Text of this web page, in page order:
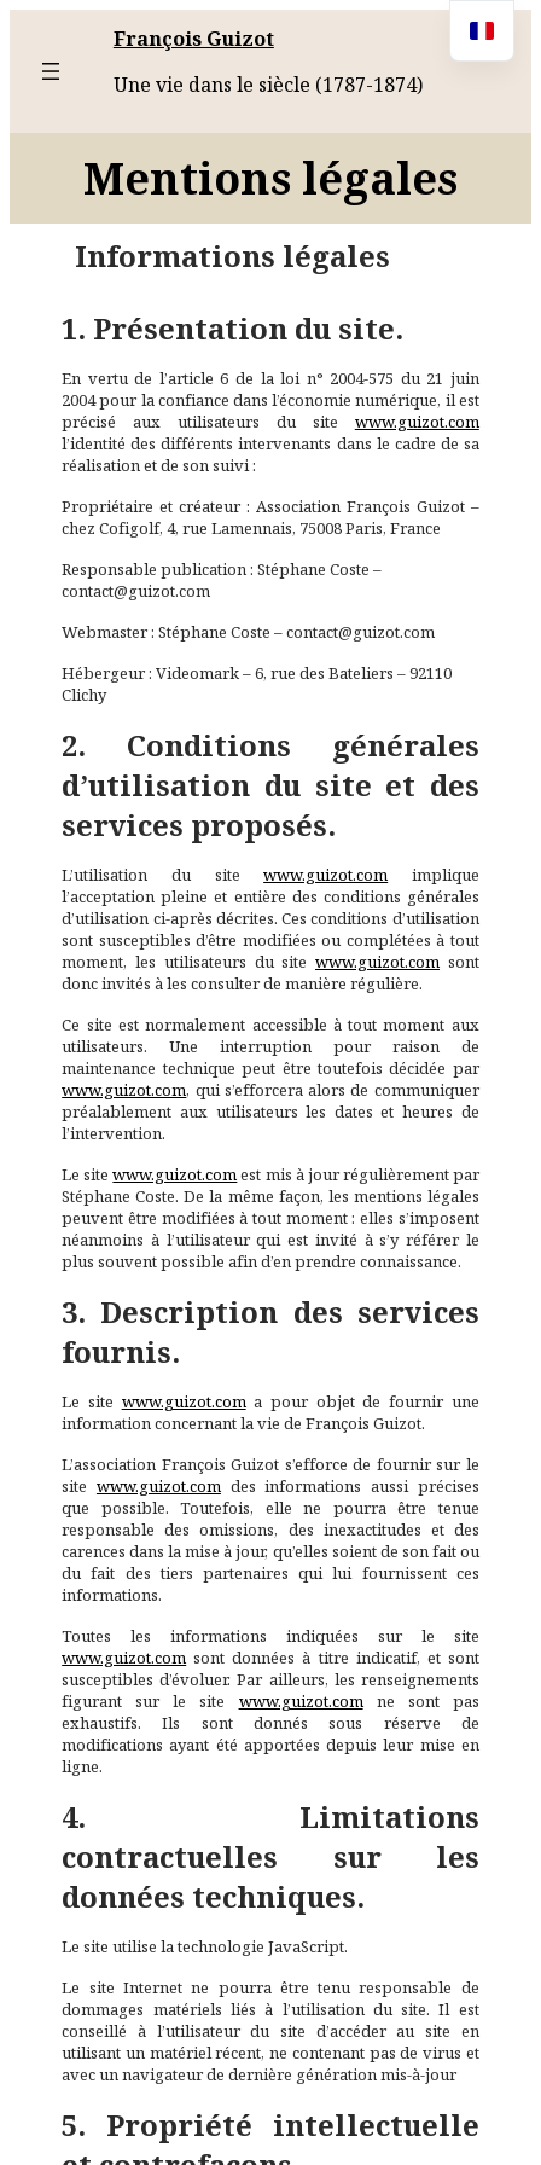
François Guizot
Une vie dans le siècle (1787-1874)
Mentions légales
Informations légales
1. Présentation du site.
En vertu de l’article 6 de la loi n° 2004-575 du 21 juin
2004 pour la confiance dans l’économie numérique, il est
précisé aux utilisateurs du site www.guizot.com
l’identité des différents intervenants dans le cadre de sa
réalisation et de son suivi :
Propriétaire et créateur : Association François Guizot –
chez Cofigolf, 4, rue Lamennais, 75008 Paris, France
Responsable publication : Stéphane Coste –
contact@guizot.com
Webmaster : Stéphane Coste – contact@guizot.com
Hébergeur : Videomark – 6, rue des Bateliers – 92110
Clichy
2. Conditions générales
d’utilisation du site et des
services proposés.
L’utilisation du sitewww.guizot.com implique
l’acceptation pleine et entière des conditions générales
d’utilisation ci-après décrites. Ces conditions d’utilisation
sont susceptibles d’être modifiées ou complétées à tout
moment, les utilisateurs du sitewww.guizot.com sont
donc invités à les consulter de manière régulière.
Ce site est normalement accessible à tout moment aux
utilisateurs. Une interruption pour raison de
maintenance technique peut être toutefois décidée par
www.guizot.com, qui s’efforcera alors de communiquer
préalablement aux utilisateurs les dates et heures de
l’intervention.
Le sitewww.guizot.com est mis à jour régulièrement par
Stéphane Coste. De la même façon, les mentions légales
peuvent être modifiées à tout moment : elles s’imposent
néanmoins à l’utilisateur qui est invité à s’y référer le
plus souvent possible afin d’en prendre connaissance.
3. Description des services
fournis.
Le site www.guizot.com a pour objet de fournir une
information concernant la vie de François Guizot.
L’association François Guizot s’efforce de fournir sur le
site www.guizot.com des informations aussi précises
que possible. Toutefois, elle ne pourra être tenue
responsable des omissions, des inexactitudes et des
carences dans la mise à jour, qu’elles soient de son fait ou
du fait des tiers partenaires qui lui fournissent ces
informations.
Toutes les informations indiquées sur le site
www.guizot.com sont données à titre indicatif, et sont
susceptibles d’évoluer. Par ailleurs, les renseignements
figurant sur le site www.guizot.com ne sont pas
exhaustifs. Ils sont donnés sous réserve de
modifications ayant été apportées depuis leur mise en
ligne.
4. Limitations
contractuelles sur les
données techniques.
Le site utilise la technologie JavaScript.
Le site Internet ne pourra être tenu responsable de
dommages matériels liés à l’utilisation du site. Il est
conseillé à l’utilisateur du site d’accéder au site en
utilisant un matériel récent, ne contenant pas de virus et
avec un navigateur de dernière génération mis-à-jour
5. Propriété intellectuelle